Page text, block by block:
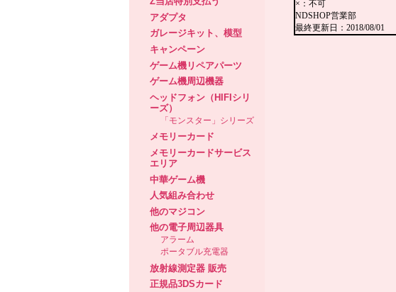
アダプタ
ガレージキット、模型
キャンペーン
ゲーム機リペアパーツ
ゲーム機周辺機器
ヘッドフォン（HIFIシリ
ーズ）
「モンスター」シリーズ
メモリーカード
メモリーカードサービス
エリア
中華ゲーム機
人気組み合わせ
他のマジコン
他の電子周辺器具
アラーム
ポータブル充電器
放射線測定器 販売
正規品3DSカード